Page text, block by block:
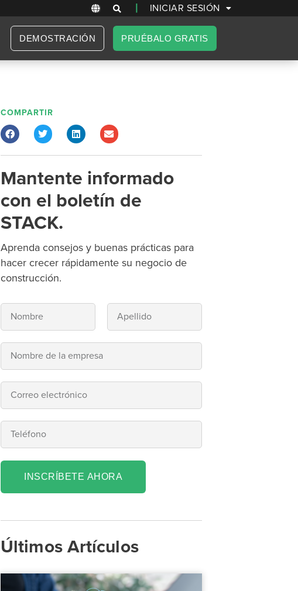
| INICIAR SESIÓN
DEMOSTRACIÓN PRUÉBALO GRATIS
COMPARTIR
Mantente informado
con el boletín de
STACK.
Aprenda consejos y buenas prácticas para
hacer crecer rápidamente su negocio de
construcción.
INSCRÍBETE AHORA
Últimos Artículos